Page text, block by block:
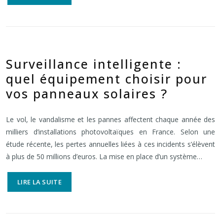
Surveillance intelligente :
quel équipement choisir pour
vos panneaux solaires ?
Le vol, le vandalisme et les pannes affectent chaque année des
milliers d’installations photovoltaïques en France. Selon une
étude récente, les pertes annuelles liées à ces incidents s’élèvent
à plus de 50 millions d’euros. La mise en place d’un système…
LIRE LA SUITE